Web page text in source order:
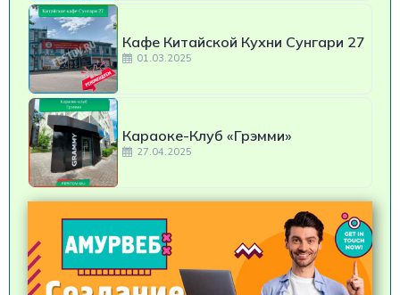
Кафе Китайской Кухни Сунгари 27
01.03.2025
Караоке-Клуб «Грэмми»
27.04.2025